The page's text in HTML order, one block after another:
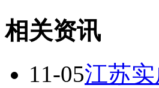
相关资讯
11-05江苏